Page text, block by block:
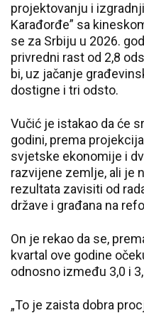
projektovanju i
Karađorđe” sa
se za Srbiju u 2026.
privredni rast od 2,8
bi, uz jačanje
dostigne i tri odsto.
Vučić je istakao da će
godini, prema
svjetske ekonomije i
razvijene zemlje, ali je
rezultata zavisiti od
države i građana na
On je rekao da se,
kvartal ove godine
odnosno između 3,0 i
„To je zaista dobra